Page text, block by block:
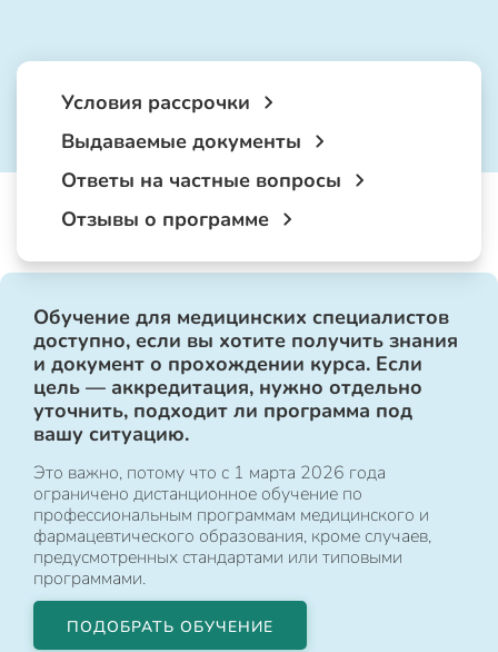
Условия рассрочки
Выдаваемые документы
Ответы на частные вопросы
Отзывы о программе
Обучение для медицинских специалистов
доступно, если вы хотите получить знания
и документ о прохождении курса. Если
цель — аккредитация, нужно отдельно
уточнить, подходит ли программа под
вашу ситуацию.
Это важно, потому что с 1 марта 2026 года
ограничено дистанционное обучение по
профессиональным программам медицинского и
фармацевтического образования, кроме случаев,
предусмотренных стандартами или типовыми
программами.
ПОДОБРАТЬ ОБУЧЕНИЕ